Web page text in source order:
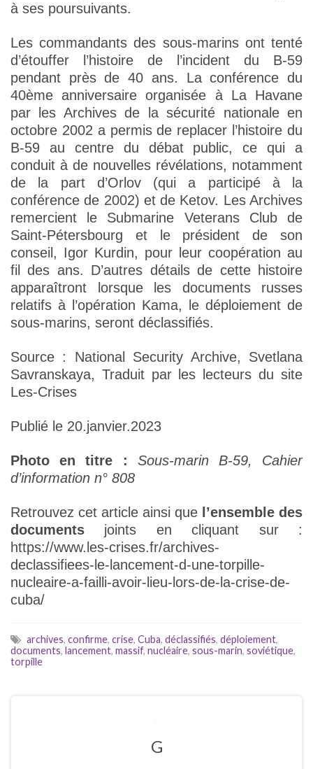
à ses poursuivants.
Les commandants des sous-marins ont tenté
d’étouffer l’histoire de l’incident du B-59
pendant près de 40 ans. La conférence du
40ème anniversaire organisée à La Havane
par les Archives de la sécurité nationale en
octobre 2002 a permis de replacer l’histoire du
B-59 au centre du débat public, ce qui a
conduit à de nouvelles révélations, notamment
de la part d’Orlov (qui a participé à la
conférence de 2002) et de Ketov. Les Archives
remercient le Submarine Veterans Club de
Saint-Pétersbourg et le président de son
conseil, Igor Kurdin, pour leur coopération au
fil des ans. D’autres détails de cette histoire
apparaîtront lorsque les documents russes
relatifs à l’opération Kama, le déploiement de
sous-marins, seront déclassifiés.
Source : National Security Archive, Svetlana
Savranskaya, Traduit par les lecteurs du site
Les-Crises
Publié le 20.janvier.2023
Photo en titre :
Sous-marin B-59, Cahier
d’information n° 808
Retrouvez cet article ainsi que l’ensemble des
documents joints en cliquant sur :
https://www.les-crises.fr/archives-
declassifiees-le-lancement-d-une-torpille-
nucleaire-a-failli-avoir-lieu-lors-de-la-crise-de-
cuba/
archives, confirme, crise, Cuba, déclassifiés, déploiement,
documents, lancement, massif, nucléaire, sous-marin, soviétique,
torpille
G